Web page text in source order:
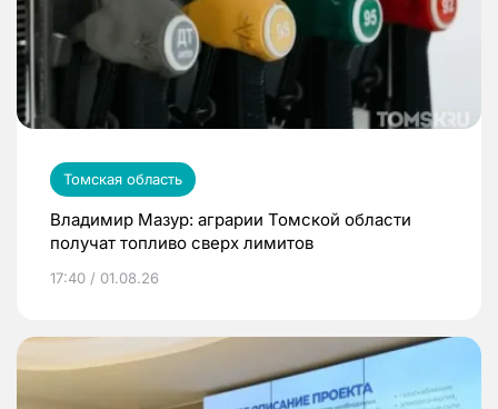
Томская область
Владимир Мазур: аграрии Томской области
получат топливо сверх лимитов
17:40 / 01.08.26